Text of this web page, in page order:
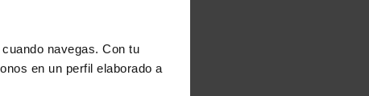
navegas. Con tu
en un perfil elaborado a
un estudio gratuito